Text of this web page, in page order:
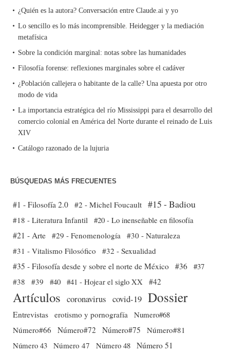
¿Quién es la autora? Conversación entre Claude.ai y yo
Lo sencillo es lo más incomprensible. Heidegger y la mediación
metafísica
Sobre la condición marginal: notas sobre las humanidades
Filosofía forense: reflexiones marginales sobre el cadáver
¿Población callejera o habitante de la calle? Una apuesta por otro
modo de vida
La importancia estratégica del río Mississippi para el desarrollo del
comercio colonial en América del Norte durante el reinado de Luis
XIV
Catálogo razonado de la lujuria
BÚSQUEDAS MÁS FRECUENTES
#1 - Filosofía 2.0 #2 - Michel Foucault #15 - Badiou
#18 - Literatura Infantil #20 - Lo inenseñable en filosofía
#21 - Arte #29 - Fenomenología #30 - Naturaleza
#31 - Vitalismo Filosófico
#32 - Sexualidad
#35 - Filosofía desde y sobre el norte de México #36 #37
#38
#39 #40 #41 - Hojear el siglo XX #42
Artículos coronavirus covid-19 Dossier
Entrevistas erotismo y pornografía Numero#68
Número#66
Número#72 Número#75
Número#81
Número 43 Número 47 Número 48 Número 51